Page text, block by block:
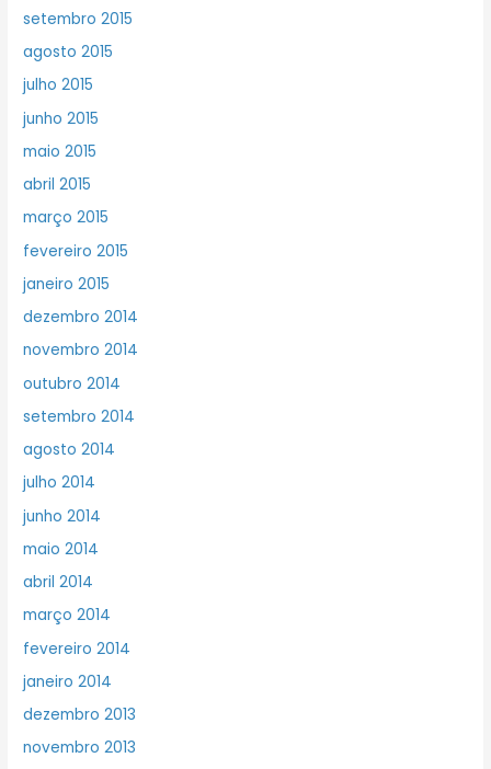
setembro 2015
agosto 2015
julho 2015
junho 2015
maio 2015
abril 2015
março 2015
fevereiro 2015
janeiro 2015
dezembro 2014
novembro 2014
outubro 2014
setembro 2014
agosto 2014
julho 2014
junho 2014
maio 2014
abril 2014
março 2014
fevereiro 2014
janeiro 2014
dezembro 2013
novembro 2013